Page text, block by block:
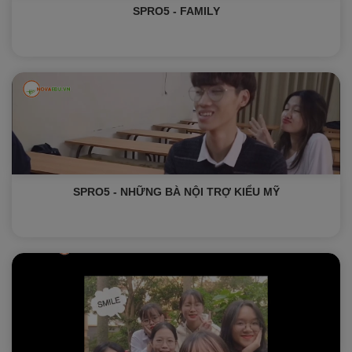
SPRO5 - FAMILY
SPRO5 - NHỮNG BÀ NỘI TRỢ KIỂU MỸ